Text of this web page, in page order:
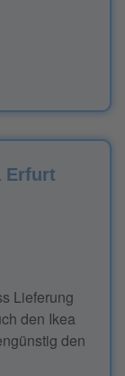
Erfurt
Lieferung
den Ikea
den